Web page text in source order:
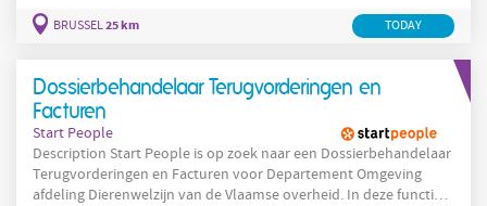
inhoudelijke opvolging van dossiers rond terugvorderingen en
bewaakt
BRUSSEL25 km TODAY
Dossierbehandelaar Terugvorderingen en
Facturen
Start People
Description Start People is op zoek naar een Dossierbehandelaar
Terugvorderingen en Facturen voor Departement Omgeving
afdeling Dierenwelzijn van de Vlaamse overheid. In deze functie